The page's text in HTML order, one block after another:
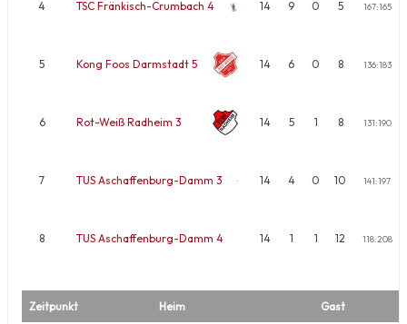
4 TSC Fränkisch-Crumbach 4 14 9 0 5 167:165
5 Kong Foos Darmstadt 5 14 6 0 8 136:183
6 Rot-Weiß Radheim 3 14 5 1 8 131:190
7 TUS Aschaffenburg-Damm 3 14 4 0 10 141:197
8 TUS Aschaffenburg-Damm 4 14 1 1 12 118:208
Zeitpunkt Heim Gast